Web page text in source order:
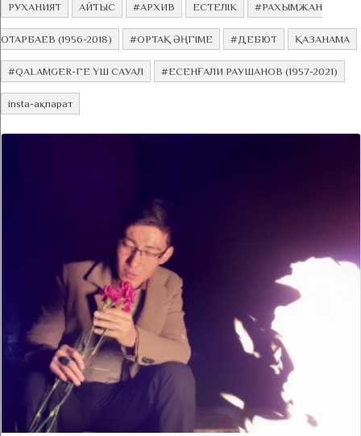
РУХАНИЯТ АЙТЫС #АРХИВ ЕСТЕЛІК #РАХЫМЖАН
ОТАРБАЕВ (1956-2018) #ОРТАҚ ӘҢГІМЕ #ДЕБЮТ ҚАЗАНАМА
#QALAMGER-ГЕ ҮШ САУАЛ #ЕСЕНҒАЛИ РАУШАНОВ (1957-2021)
insta-ақпарат